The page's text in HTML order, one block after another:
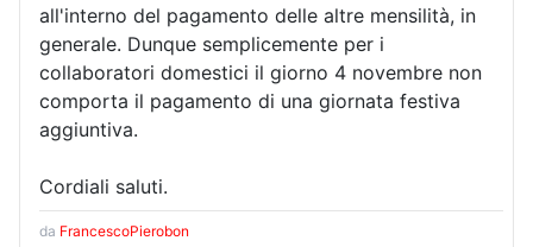
all'interno del pagamento delle altre mensilità, in
generale. Dunque semplicemente per i
collaboratori domestici il giorno 4 novembre non
comporta il pagamento di una giornata festiva
aggiuntiva.
Cordiali saluti.
da FrancescoPierobon